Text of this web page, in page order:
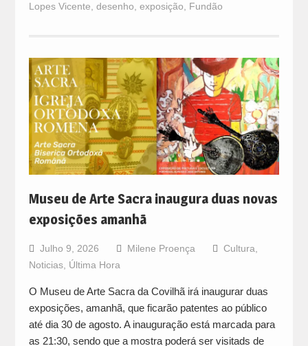
Lopes Vicente, desenho, exposição, Fundão
Museu de Arte Sacra inaugura duas novas
exposições amanhã
Julho 9, 2026 Milene Proença Cultura,
Noticias, Última Hora
O Museu de Arte Sacra da Covilhã irá inaugurar duas
exposições, amanhã, que ficarão patentes ao público
até dia 30 de agosto. A inauguração está marcada para
as 21:30, sendo que a mostra poderá ser visitads de